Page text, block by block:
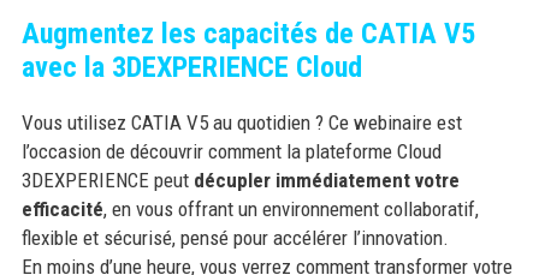
Augmentez les capacités de CATIA V5
avec la 3DEXPERIENCE Cloud
Vous utilisez CATIA V5 au quotidien ? Ce webinaire est
l’occasion de découvrir comment la plateforme Cloud
3DEXPERIENCE peut décupler immédiatement votre
efficacité, en vous offrant un environnement collaboratif,
flexible et sécurisé, pensé pour accélérer l’innovation.
En moins d’une heure, vous verrez comment transformer votre